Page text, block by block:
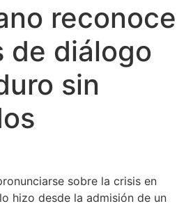
reconoce
de diálogo
sin
sobre la crisis en
hizo desde la admisión de un